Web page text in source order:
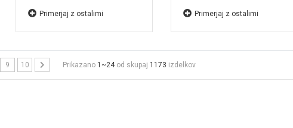
Primerjaj z ostalimi Primerjaj z ostalimi
9 10 Prikazano 1~24od skupaj 1173 izdelkov